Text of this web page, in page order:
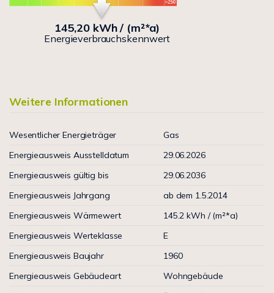
145,20 kWh / (m²*a)
Energieverbrauchskennwert
Weitere Informationen
Wesentlicher Energieträger
Gas
Energieausweis Ausstelldatum
29.06.2026
Energieausweis gültig bis
29.06.2036
Energieausweis Jahrgang
ab dem 1.5.2014
Energieausweis Wärmewert
145.2 kWh / (m²*a)
Energieausweis Werteklasse
E
Energieausweis Baujahr
1960
Energieausweis Gebäudeart
Wohngebäude